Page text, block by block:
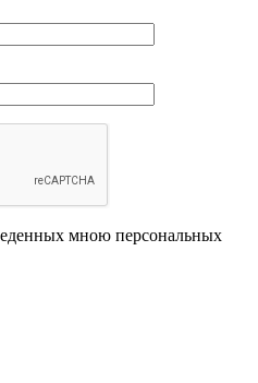
мною персональных